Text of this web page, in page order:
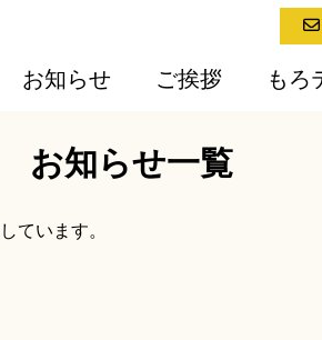
お知らせ ご挨拶 もろ
お知らせ一覧
ています。